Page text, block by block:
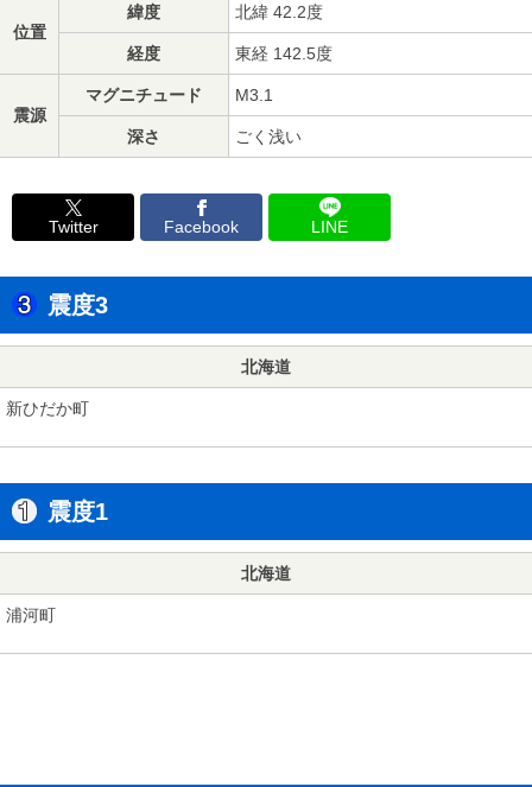
位置
緯度 北緯 42.2度
経度 東経 142.5度
震源
マグニチュード M3.1
深さ ごく浅い
Twitter Facebook LINE
震度3
北海道
新ひだか町
震度1
北海道
浦河町